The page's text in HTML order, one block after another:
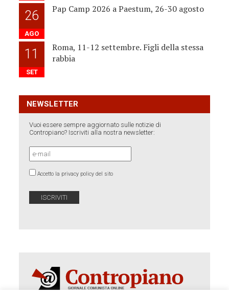
26
AGO
Pap Camp 2026 a Paestum, 26-30 agosto
11
SET
Roma, 11-12 settembre. Figli della stessa
rabbia
NEWSLETTER
Vuoi essere sempre aggiornato sulle notizie di
Contropiano? Iscriviti alla nostra newsletter:
Accetto la privacy policy del sito